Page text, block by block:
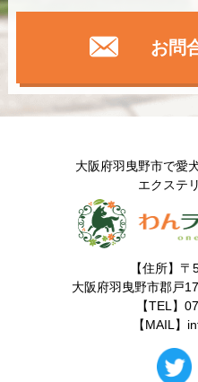
お問
大阪府羽曳野市で愛
エクステ
【住所】
大阪府羽曳野市郡戸
【TEL】
【MAIL】